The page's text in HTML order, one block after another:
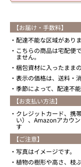
【お届け・手数料】
配達不能な区域がありま
こちらの商品は宅配便
ません。
梱包資材に入ったまま
表示の価格は、送料・
季節によって、配達不
【お支払い方法】
クレジットカード、携
い）、Amazonアカウ
す
【ご注意】
写真はイメージです。
植物の樹形や高さ、枝